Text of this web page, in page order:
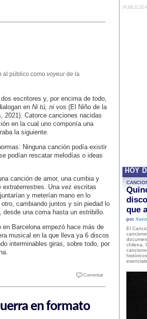
al público como voyeurde la
escritores y, por encima de todo,
en Ni tú, ni vos (El Niño de la
2021). Catorce canciones nacidas
en la cual uno componía una
la siguiente.
Ninguna canción podía existir
podían rescatar melodías o ideas
canción de amor, una cumbia y
extraterrestres. Una vez escritas
y meterían mano en lo
cambiando juntos y sin piedad lo
desde una coma hasta un estribillo.
en Barcelona empezó hace más de
musical en la que lleva ya 6 discos
interminables giras, sobre todo, por
Comentar
en formato
HOY
que
por
El
chilena.